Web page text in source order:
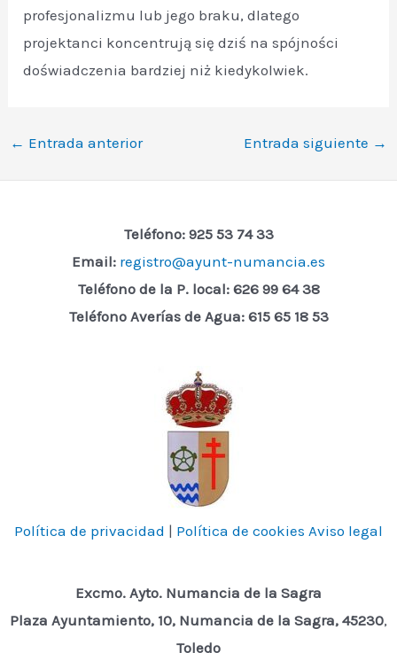
profesjonalizmu lub jego braku, dlatego
projektanci koncentrują się dziś na spójności
doświadczenia bardziej niż kiedykolwiek.
← Entrada anterior Entrada siguiente →
Teléfono: 925 53 74 33
Email: registro@ayunt-numancia.es
Teléfono de la P. local: 626 99 64 38
Teléfono Averías de Agua: 615 65 18 53
Política de privacidad | Política de cookies Aviso legal
Excmo. Ayto. Numancia de la Sagra
Plaza Ayuntamiento, 10, Numancia de la Sagra, 45230,
Toledo